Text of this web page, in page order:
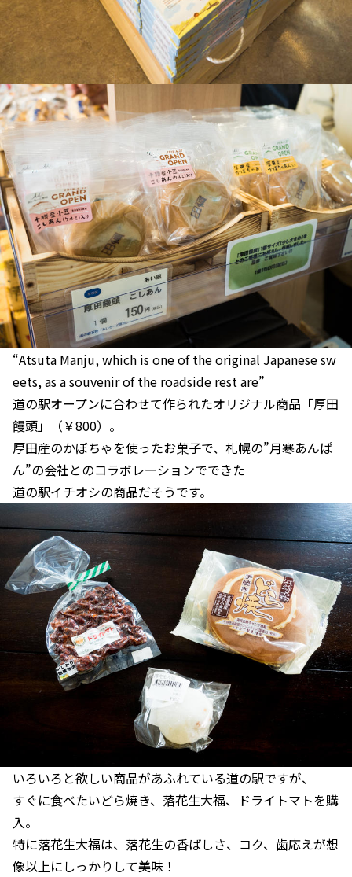
“Atsuta Manju, which is one of the original Japanese sw
eets, as a souvenir of the roadside rest are”
道の駅オープンに合わせて作られたオリジナル商品「厚田
饅頭」（￥800）。
厚田産のかぼちゃを使ったお菓子で、札幌の”月寒あんぱ
ん”の会社とのコラボレーションでできた
道の駅イチオシの商品だそうです。
いろいろと欲しい商品があふれている道の駅ですが、
すぐに食べたいどら焼き、落花生大福、ドライトマトを購
入。
特に落花生大福は、落花生の香ばしさ、コク、歯応えが想
像以上にしっかりして美味！